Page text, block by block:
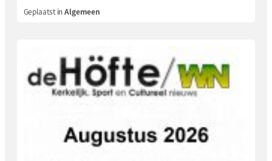
Geplaatst inAlgemeen